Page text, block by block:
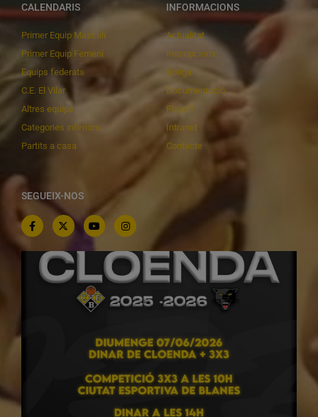
CALENDARIS
Primer Equip Masculí
Primer Equip Femení
Equips federats
C.E. El Vilar
Altres equips
Categories inferiors
Partits a casa
INFORMACIONS
Actualitat
Inscripcions
Botiga
Documentació
Playoff
Intranet
Contacte
SEGUEIX-NOS